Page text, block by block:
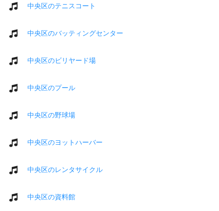
中央区のテニスコート
中央区のバッティングセンター
中央区のビリヤード場
中央区のプール
中央区の野球場
中央区のヨットハーバー
中央区のレンタサイクル
中央区の資料館